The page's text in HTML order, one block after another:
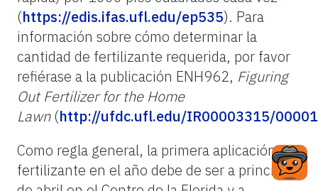
(https://edis.ifas.ufl.edu/ep535). Para
información sobre cómo determinar la
cantidad de fertilizante requerida, por favor
refiérase a la publicación ENH962, Figuring
Out Fertilizer for the Home
Lawn(http://ufdc.ufl.edu/IR00003315/00001
Como regla general, la primera aplicación de
fertilizante en el año debe de ser a principios